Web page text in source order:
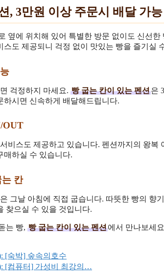
, 3만원 이상 주문시 배달 가능
옆에 위치해 있어 특별한 방문 없이도 신선
스도 제공되니 걱정 없이 맛있는 빵을 즐기실
걱정하지 마세요. 빵 굽는 칸이 있는 펜션은
하시면 신속하게 배달해드립니다.
OUT
비스도 제공하고 있습니다. 펜션까지의 왕
매하실 수 있습니다.
칸
그날 아침에 직접 굽습니다. 따뜻한 빵의 향
찾으실 수 있을 것입니다.
는 빵, 빵 굽는 칸이 있는 펜션에서 만나보세
[숙박] 숲속의호수
[컴퓨터] 가성비 최강의…